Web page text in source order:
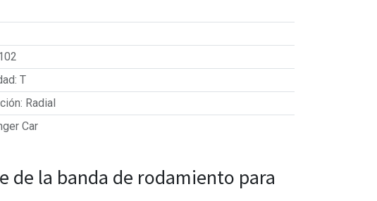
: T
: Radial
Car
de la banda de rodamiento para